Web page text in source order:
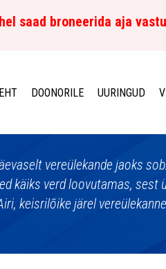
saad broneerida aja
DOONORILE UURINGUD
vereülekande jaoks
käiks verd loovutamas, sest
keisrilõike järel